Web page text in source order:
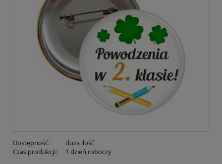
Dostępność:
duża ilość
Czas produkcji:
1 dzień roboczy